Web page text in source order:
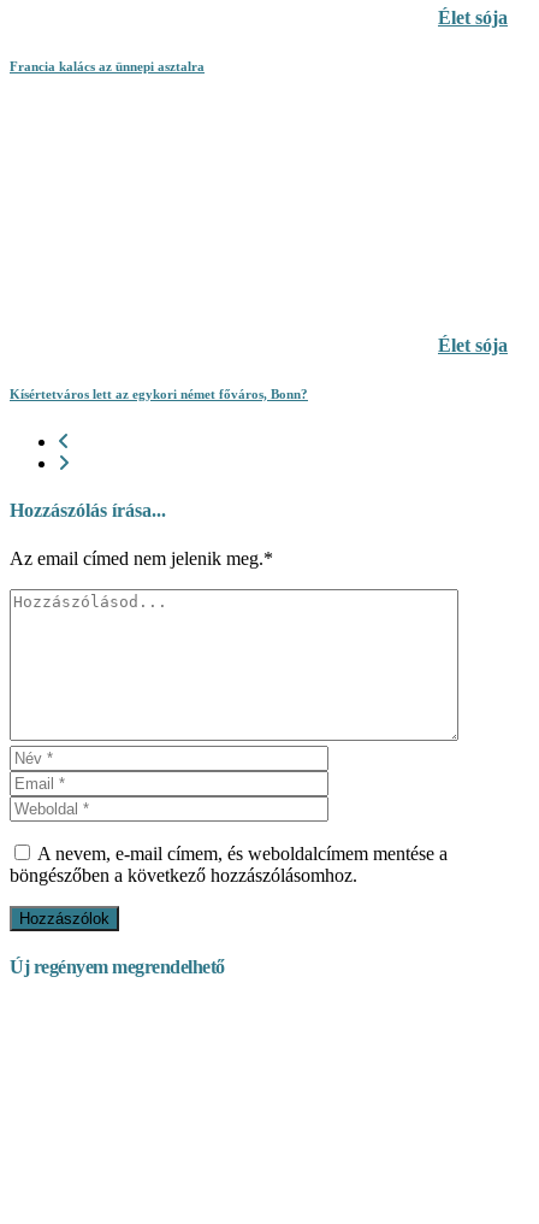
Élet sója
Francia kalács az ünnepi asztalra
Élet sója
Kísértetváros lett az egykori német főváros, Bonn?
Hozzászólás írása...
Az email címed nem jelenik meg.*
A nevem, e-mail címem, és weboldalcímem mentése a
böngészőben a következő hozzászólásomhoz.
Új regényem megrendelhető